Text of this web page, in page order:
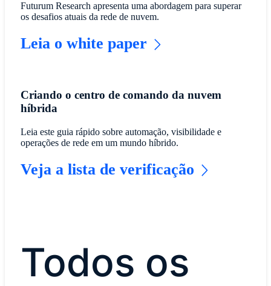
Futurum Research apresenta uma abordagem para superar
os desafios atuais da rede de nuvem.
Leia o white paper
Criando o centro de comando da nuvem
híbrida
Leia este guia rápido sobre automação, visibilidade e
operações de rede em um mundo híbrido.
Veja a lista de verificação
Todos os